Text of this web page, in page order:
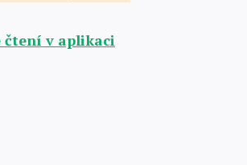
čtení v aplikaci